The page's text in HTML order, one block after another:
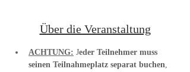
Über die Veranstaltung
ACHTUNG: Jeder Teilnehmer muss
seinen Teilnahmeplatz separat buchen,